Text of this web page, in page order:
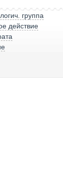
группа
действие